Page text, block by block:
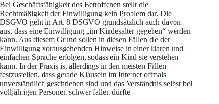
Bei Geschäftsfähigkeit des Betroffenen stellt die
Rechtmäßigkeit der Einwilligung kein Problem dar. Die
DSGVO geht in Art. 8 DSGVO grundsätzlich auch davon
aus, dass eine Einwilligung „im Kindesalter gegeben“ werden
kann. Aus diesem Grund sollen in diesen Fällen die der
Einwilligung vorausgehenden Hinweise in einer klaren und
einfachen Sprache erfolgen, sodass ein Kind sie verstehen
kann. In der Praxis ist allerdings in den meisten Fällen
festzustellen, dass gerade Klauseln im Internet oftmals
unverständlich geschrieben sind und das Verständnis selbst bei
volljährigen Personen schwer fallen dürfte.